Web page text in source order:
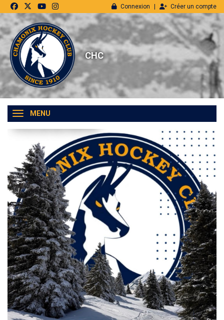
Connexion Créer un compte
CHC
MENU
Panneau de gestion des cookies